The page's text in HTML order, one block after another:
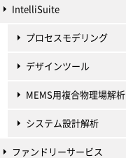
IntelliSuite
プロセスモデリング
デザインツール
MEMS用複合物理場解析
システム設計解析
ファンドリーサービス